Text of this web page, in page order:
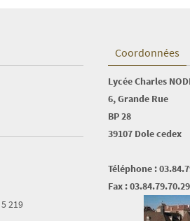
5 219
Coordonnées
Lycée Charles
6, Grande Rue
BP 28
39107 Dole cedex
Téléphone :
Fax : 03.84.79.70.29